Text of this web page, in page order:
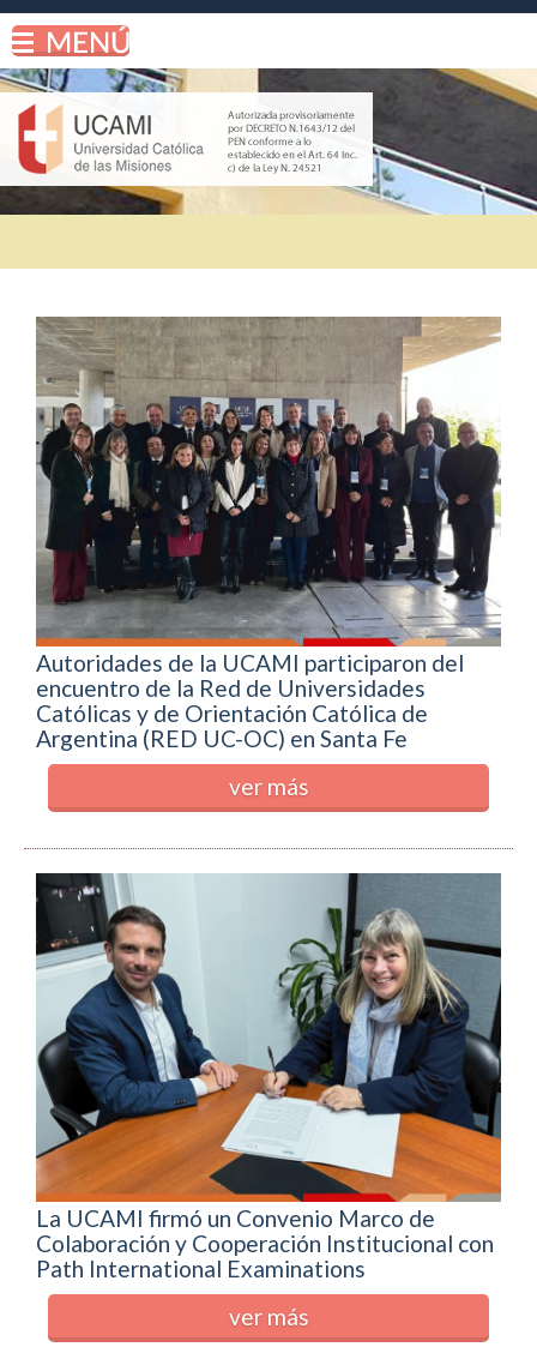
Autoridades de la UCAMI participaron del
encuentro de la Red de Universidades
Católicas y de Orientación Católica de
Argentina (RED UC-OC) en Santa Fe
ver más
La UCAMI firmó un Convenio Marco de
Colaboración y Cooperación Institucional con
Path International Examinations
ver más